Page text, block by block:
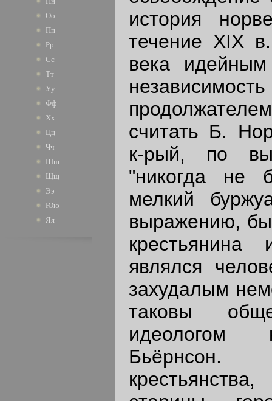
Оо
Пп
Рр
Сс
Тт
Уу
Фф
Хх
Цц
Чч
Шш
Щщ
Ээ
Юю
Яя
история
течение XIX
века
считать Б.
к-рый, по
"никогда не
мелкий
выражению,
крестьянина
являлся
захудалым
таковы
идеологом